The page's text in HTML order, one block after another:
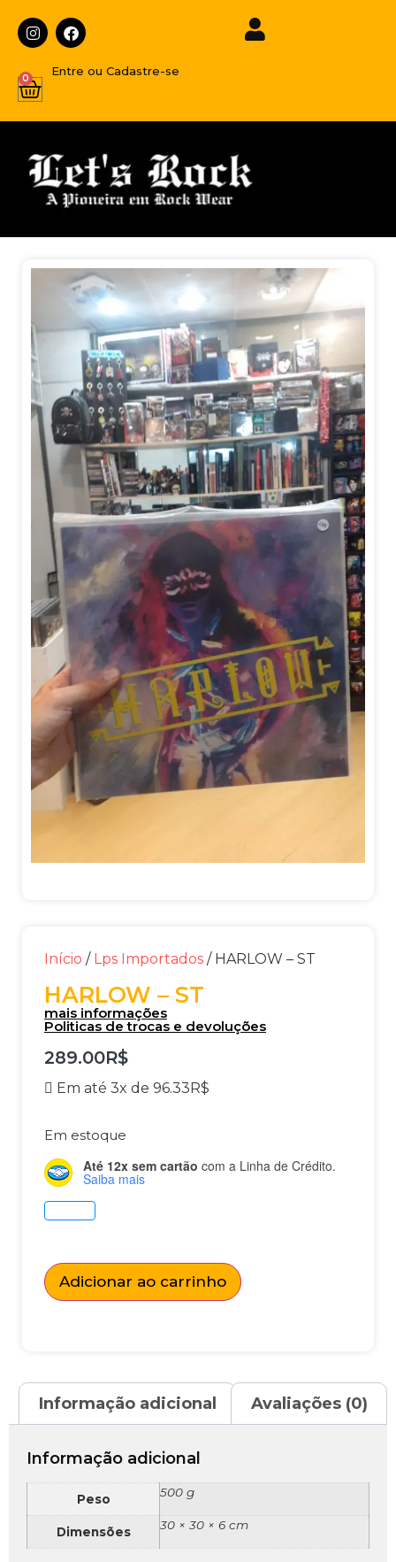
Entre ou Cadastre-se
0
Início / Lps Importados / HARLOW – ST
HARLOW – ST
mais informações
Politicas de trocas e devoluções
289.00R$
Em até 3x de 96.33R$
Em estoque
Até 12x sem cartão com a Linha de Crédito.
Saiba mais
Adicionar ao carrinho
Informação adicional Avaliações (0)
Informação adicional
Peso 500 g
Dimensões 30 × 30 × 6 cm